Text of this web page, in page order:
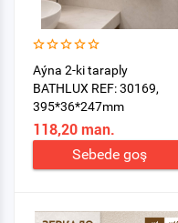
Aýna 2-ki taraply
BATHLUX REF: 30169,
395*36*247mm
118,20 man.
Sebede goş